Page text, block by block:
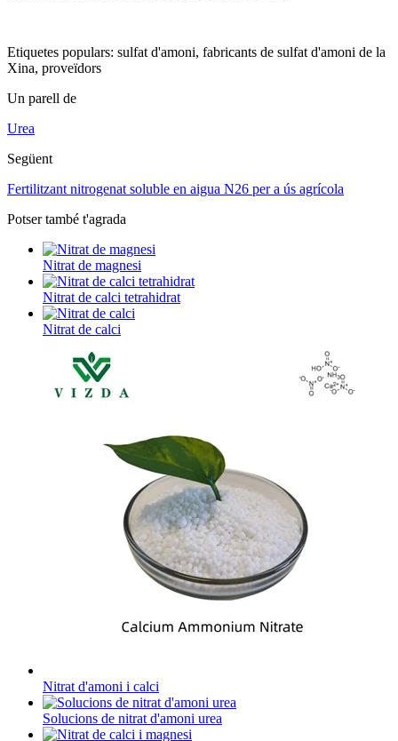
Etiquetes populars: sulfat d'amoni, fabricants de sulfat d'amoni de la
Xina, proveïdors
Un parell de
Urea
Següent
Fertilitzant nitrogenat soluble en aigua N26 per a ús agrícola
Potser també t'agrada
Nitrat de magnesi
Nitrat de calci tetrahidrat
Nitrat de calci
Nitrat d'amoni i calci
Solucions de nitrat d'amoni urea